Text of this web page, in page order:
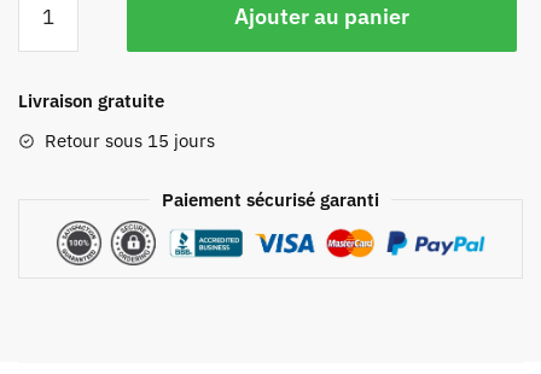
Ajouter au panier
Livraison gratuite
Retour sous 15 jours
Paiement sécurisé garanti